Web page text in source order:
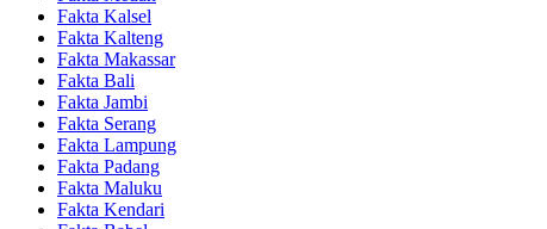
Fakta Kalsel
Fakta Kalteng
Fakta Makassar
Fakta Bali
Fakta Jambi
Fakta Serang
Fakta Lampung
Fakta Padang
Fakta Maluku
Fakta Kendari